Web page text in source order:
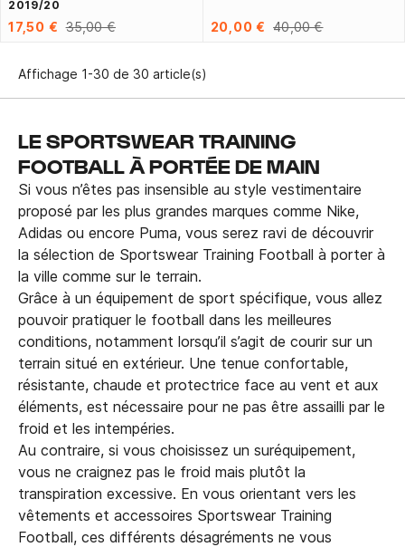
2019/20
17,50 € 35,00 € 20,00 € 40,00 €
Affichage 1-30 de 30 article(s)
LE SPORTSWEAR TRAINING
FOOTBALL À PORTÉE DE MAIN
Si vous n’êtes pas insensible au style vestimentaire
proposé par les plus grandes marques comme Nike,
Adidas ou encore Puma, vous serez ravi de découvrir
la sélection de Sportswear Training Football à porter à
la ville comme sur le terrain.
Grâce à un équipement de sport spécifique, vous allez
pouvoir pratiquer le football dans les meilleures
conditions, notamment lorsqu’il s’agit de courir sur un
terrain situé en extérieur. Une tenue confortable,
résistante, chaude et protectrice face au vent et aux
éléments, est nécessaire pour ne pas être assailli par le
froid et les intempéries.
Au contraire, si vous choisissez un suréquipement,
vous ne craignez pas le froid mais plutôt la
transpiration excessive. En vous orientant vers les
vêtements et accessoires Sportswear Training
Football, ces différents désagréments ne vous